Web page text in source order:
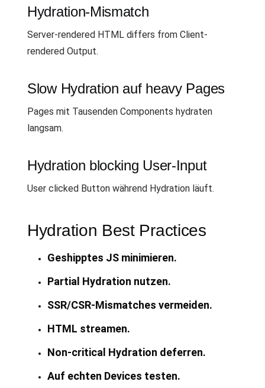
Hydration-Mismatch
Server-rendered HTML differs from Client-
rendered Output.
Slow Hydration auf heavy Pages
Pages mit Tausenden Components hydraten
langsam.
Hydration blocking User-Input
User clicked Button während Hydration läuft.
Hydration Best Practices
Geshipptes JS minimieren.
Partial Hydration nutzen.
SSR/CSR-Mismatches vermeiden.
HTML streamen.
Non-critical Hydration deferren.
Auf echten Devices testen.